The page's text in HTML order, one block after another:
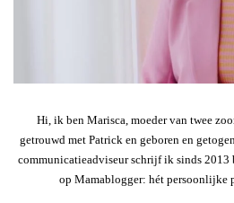
Hi, ik ben Marisca, moeder van twee
getrouwd met Patrick en geboren en
communicatieadviseur schrijf ik sinds 2013
op Mamablogger: hét persoonlijke